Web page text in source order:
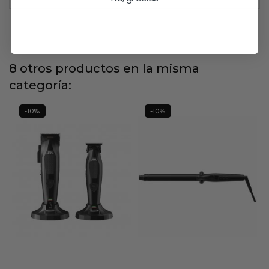
8 otros productos en la misma
categoría:
-10% -10%